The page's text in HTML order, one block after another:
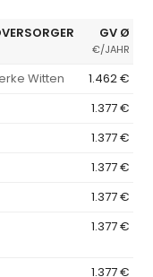
GV Ø
€/JAHR
Witten
1.462 €
1.377 €
1.377 €
1.377 €
1.377 €
1.377 €
1.377 €